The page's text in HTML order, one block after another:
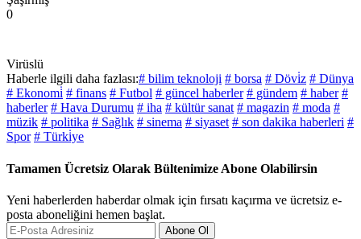
0
Virüslü
Haberle ilgili daha fazlası:# bilim teknoloji # borsa # Dövi̇z # Dünya
# Ekonomi̇ # finans # Futbol # güncel haberler # gündem # haber #
haberler # Hava Durumu # iha # kültür sanat # magazin # moda #
müzik # politika # Sağlık # sinema # siyaset # son dakika haberleri #
Spor # Türki̇ye
Tamamen Ücretsiz Olarak Bültenimize Abone Olabilirsin
Yeni haberlerden haberdar olmak için fırsatı kaçırma ve ücretsiz e-
posta aboneliğini hemen başlat.
Abone Ol